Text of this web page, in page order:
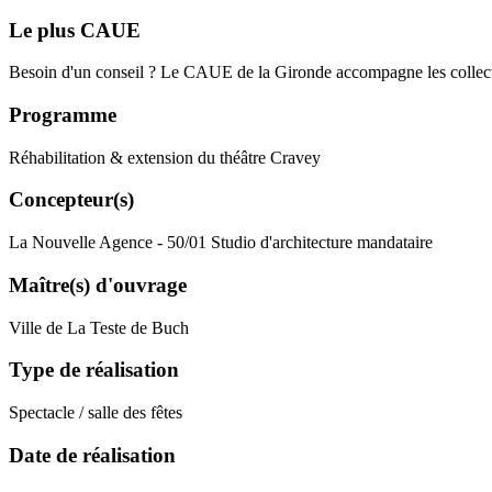
Le plus CAUE
Besoin d'un conseil ? Le CAUE de la Gironde accompagne les
Programme
Réhabilitation & extension du théâtre Cravey
Concepteur(s)
La Nouvelle Agence - 50/01 Studio d'architecture mandataire
Maître(s) d'ouvrage
Ville de La Teste de Buch
Type de réalisation
Spectacle / salle des fêtes
Date de réalisation